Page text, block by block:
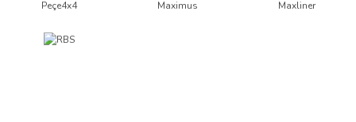
Peçe4x4 Maximus Maxliner